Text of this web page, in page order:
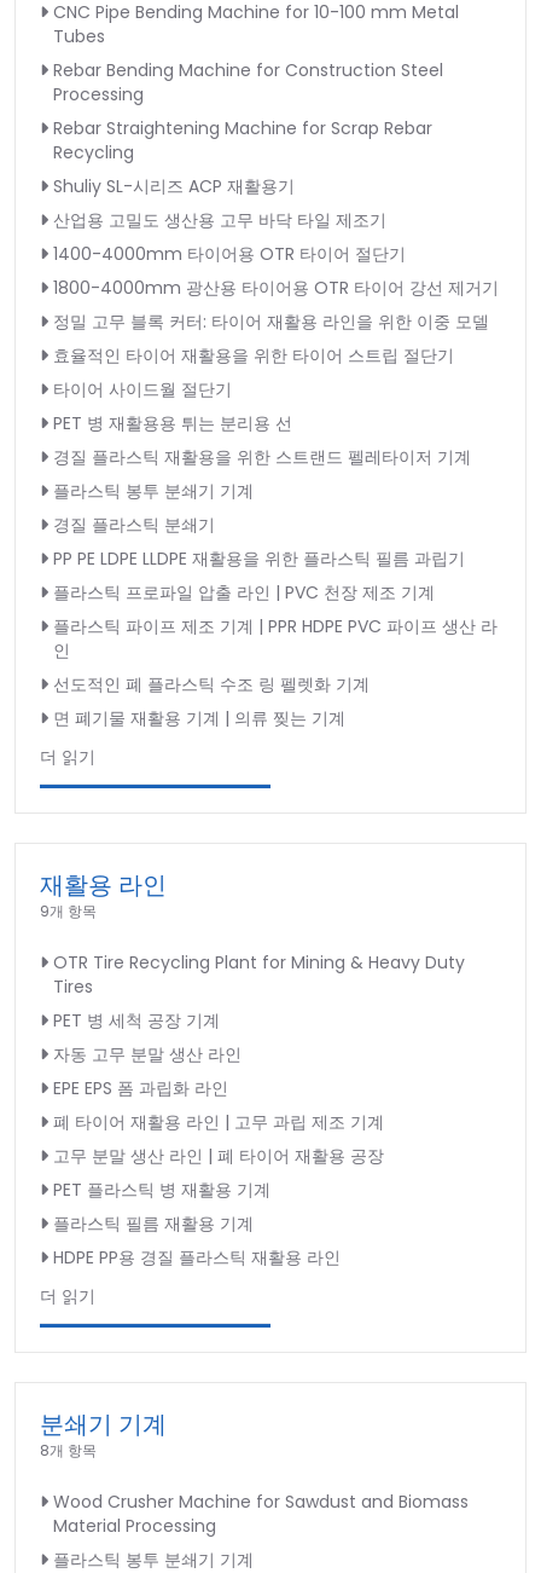
CNC Pipe Bending Machine for 10-100 mm Metal
Tubes
Rebar Bending Machine for Construction Steel
Processing
Rebar Straightening Machine for Scrap Rebar
Recycling
Shuliy SL-시리즈 ACP 재활용기
산업용 고밀도 생산용 고무 바닥 타일 제조기
1400-4000mm 타이어용 OTR 타이어 절단기
1800-4000mm 광산용 타이어용 OTR 타이어 강선 제거기
정밀 고무 블록 커터: 타이어 재활용 라인을 위한 이중 모델
효율적인 타이어 재활용을 위한 타이어 스트립 절단기
타이어 사이드월 절단기
PET 병 재활용용 튀는 분리용 선
경질 플라스틱 재활용을 위한 스트랜드 펠레타이저 기계
플라스틱 봉투 분쇄기 기계
경질 플라스틱 분쇄기
PP PE LDPE LLDPE 재활용을 위한 플라스틱 필름 과립기
플라스틱 프로파일 압출 라인 | PVC 천장 제조 기계
플라스틱 파이프 제조 기계 | PPR HDPE PVC 파이프 생산 라
인
선도적인 폐 플라스틱 수조 링 펠렛화 기계
면 폐기물 재활용 기계 | 의류 찢는 기계
더 읽기
재활용 라인
9개 항목
OTR Tire Recycling Plant for Mining & Heavy Duty
Tires
PET 병 세척 공장 기계
자동 고무 분말 생산 라인
EPE EPS 폼 과립화 라인
폐 타이어 재활용 라인 | 고무 과립 제조 기계
고무 분말 생산 라인 | 폐 타이어 재활용 공장
PET 플라스틱 병 재활용 기계
플라스틱 필름 재활용 기계
HDPE PP용 경질 플라스틱 재활용 라인
더 읽기
분쇄기 기계
8개 항목
Wood Crusher Machine for Sawdust and Biomass
Material Processing
플라스틱 봉투 분쇄기 기계